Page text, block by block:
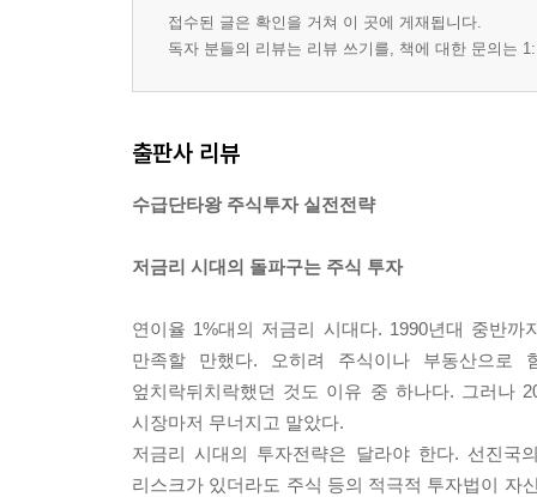
Chapter 01 실전매매
1. 매달 100% 수익 달성 계좌 공개
Chapter 02 우수회원 실전매매 노하우
ID slow : 수급 돌파 매매와 투매 잡기
ID 제시리버 : 업황과 수급의 연계 분석
ID 춘천고래 : 매매일지 작성과 시나리오 매매의 중
접수된 글은 확인을 거쳐 이 곳에 게재됩니다.
독자 분들의 리뷰는 리뷰 쓰기를, 책에 대한 문의는
출판사 리뷰
수급단타왕 주식투자 실전전략
저금리 시대의 돌파구는 주식 투자
연이율 1%대의 저금리 시대다. 1990년대 중반
만족할 만했다. 오히려 주식이나 부동산으로
엎치락뒤치락했던 것도 이유 중 하나다. 그러나
시장마저 무너지고 말았다.
저금리 시대의 투자전략은 달라야 한다. 선진
리스크가 있더라도 주식 등의 적극적 투자법이 자